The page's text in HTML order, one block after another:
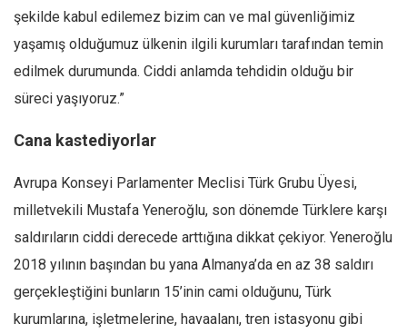
şekilde kabul edilemez bizim can ve mal güvenliğimiz
yaşamış olduğumuz ülkenin ilgili kurumları tarafından temin
edilmek durumunda. Ciddi anlamda tehdidin olduğu bir
süreci yaşıyoruz.”
Cana kastediyorlar
Avrupa Konseyi Parlamenter Meclisi Türk Grubu Üyesi,
milletvekili Mustafa Yeneroğlu, son dönemde Türklere karşı
saldırıların ciddi derecede arttığına dikkat çekiyor. Yeneroğlu
2018 yılının başından bu yana Almanya’da en az 38 saldırı
gerçekleştiğini bunların 15’inin cami olduğunu, Türk
kurumlarına, işletmelerine, havaalanı, tren istasyonu gibi